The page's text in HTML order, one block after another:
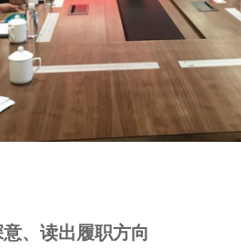
、读出履职方向